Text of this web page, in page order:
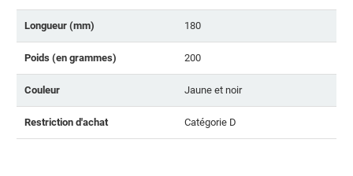
Longueur (mm) 180
Poids (en grammes) 200
Couleur Jaune et noir
Restriction d'achat Catégorie D